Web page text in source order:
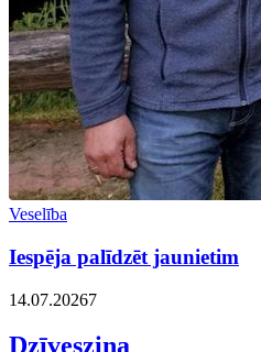
Veselība
Iespēja palīdzēt jaunietim
14.07.20267
Dzīvesziņa